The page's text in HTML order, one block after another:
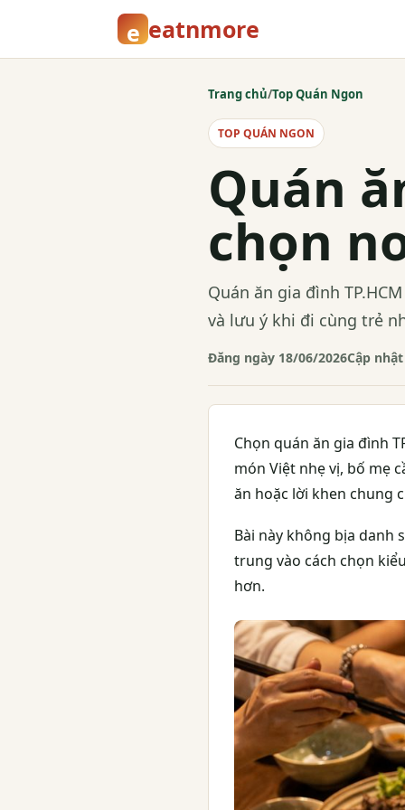
e eatnmore
Trang chủ/Top Quán Ngon
TOP QUÁN NGON
Quán
chọn
Quán ăn gia đình
và lưu ý khi đi cùng trẻ
Đăng ngày 18/06/2026Cập
Chọn quán ăn gia đình
món Việt nhẹ vị, bố mẹ
ăn hoặc lời khen chung
Bài này không bịa danh
trung vào cách chọn
hơn.